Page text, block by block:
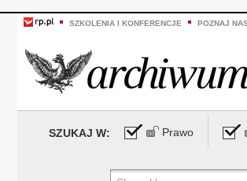
SZKOLENIA I KONFERENCJE POZNAJ
SZUKAJ W: Prawo